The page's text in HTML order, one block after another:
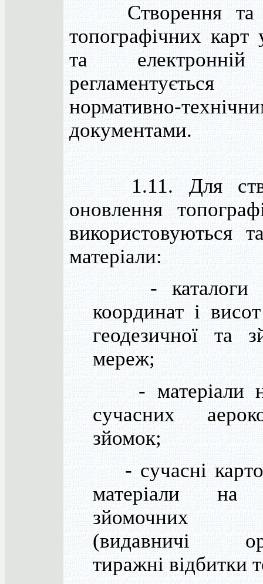
Створення та
топографічних карт
та
регламентується
нормативно-
документами.
1.11. Для
оновлення
використовуються
матеріали:
- каталоги
координат і
геодезичної та
мереж;
- матеріали
сучасних
зйомок;
- сучасні
матеріали на
зйомочних
(видавничі
тиражні відбитки